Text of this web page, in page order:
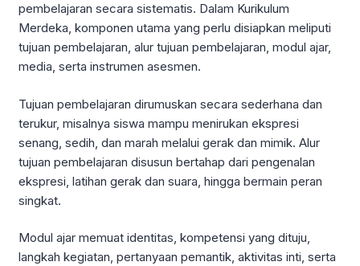
pembelajaran secara sistematis. Dalam Kurikulum
Merdeka, komponen utama yang perlu disiapkan meliputi
tujuan pembelajaran, alur tujuan pembelajaran, modul ajar,
media, serta instrumen asesmen.
Tujuan pembelajaran dirumuskan secara sederhana dan
terukur, misalnya siswa mampu menirukan ekspresi
senang, sedih, dan marah melalui gerak dan mimik. Alur
tujuan pembelajaran disusun bertahap dari pengenalan
ekspresi, latihan gerak dan suara, hingga bermain peran
singkat.
Modul ajar memuat identitas, kompetensi yang dituju,
langkah kegiatan, pertanyaan pemantik, aktivitas inti, serta